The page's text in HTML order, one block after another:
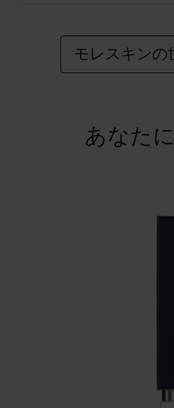
モレスキンの
あなた